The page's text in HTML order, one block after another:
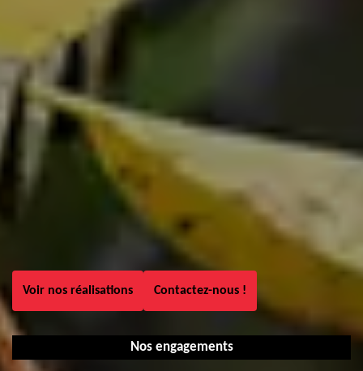
Voir nos réalisations Contactez-nous !
Nos engagements